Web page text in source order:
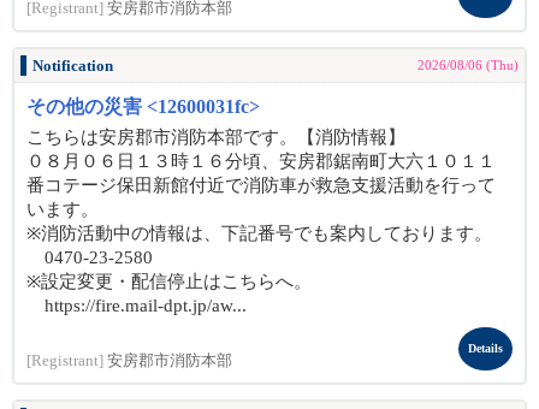
[Registrant] 安房郡市消防本部
Notification 2026/08/06 (Thu)
その他の災害 <12600031fc>
こちらは安房郡市消防本部です。【消防情報】
０８月０６日１３時１６分頃、安房郡鋸南町大六１０１１
番コテージ保田新館付近で消防車が救急支援活動を行って
います。
※消防活動中の情報は、下記番号でも案内しております。
0470-23-2580
※設定変更・配信停止はこちらへ。
https://fire.mail-dpt.jp/aw...
[Registrant] 安房郡市消防本部
Details